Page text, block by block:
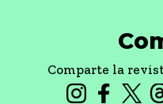
Comparte la